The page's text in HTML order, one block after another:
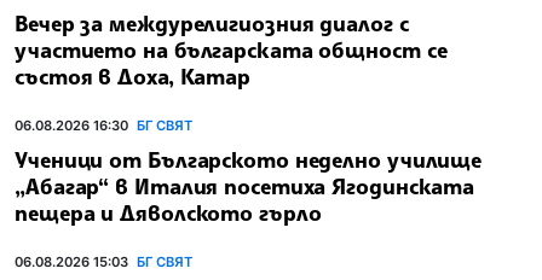
Вечер за междурелигиозния диалог с
участието на българската общност се
състоя в Доха, Катар
06.08.2026 16:30 БГ СВЯТ
Ученици от Българското неделно училище
„Абагар“ в Италия посетиха Ягодинската
пещера и Дяволското гърло
06.08.2026 15:03 БГ СВЯТ